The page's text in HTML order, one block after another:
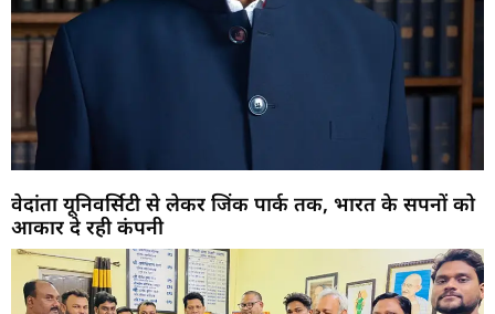
वेदांता यूनिवर्सिटी से लेकर जिंक पार्क तक, भारत के सपनों को
आकार दे रही कंपनी